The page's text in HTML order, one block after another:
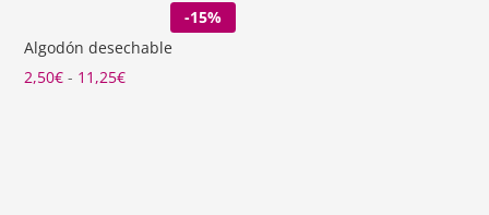
-15%
Algodón desechable
2,50€ - 11,25€Rango